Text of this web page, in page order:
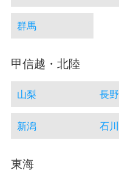
群馬
甲信越・北陸
山梨 長野
新潟 石川
東海